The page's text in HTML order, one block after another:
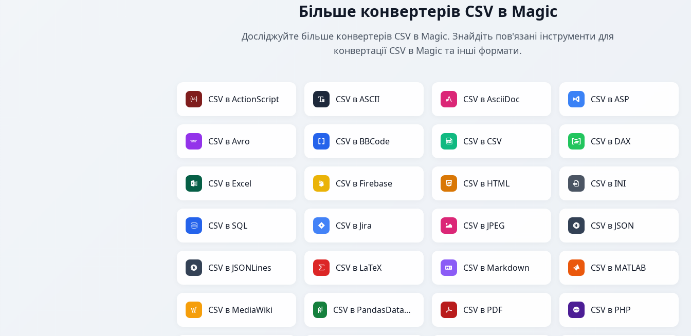
Більше конвертерів CSV в Magic
Досліджуйте більше конвертерів CSV в Magic. Знайдіть пов'язані інструменти для
конвертації CSV в Magic та інші формати.
CSV в ActionScript CSV в ASCII CSV в AsciiDoc CSV в ASP
CSV в Avro CSV в BBCode CSV в CSV CSV в DAX
CSV в Excel CSV в Firebase CSV в HTML CSV в INI
CSV в SQL CSV в Jira CSV в JPEG CSV в JSON
CSV в JSONLines CSV в LaTeX CSV в Markdown CSV в MATLAB
CSV в MediaWiki CSV в PandasDataFrame CSV в PDF CSV в PHP